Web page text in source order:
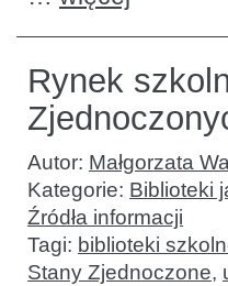
Rynek
Autor: Małgorzata
Kategorie: Biblioteki
Źródła informacji
Tagi: biblioteki
Stany Zjednoczone,